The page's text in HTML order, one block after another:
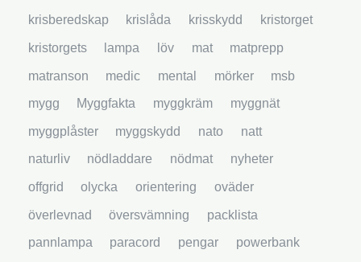
krisberedskap krislåda krisskydd kristorget
kristorgets lampa löv mat matprepp
matranson medic mental mörker msb
mygg Myggfakta myggkräm myggnät
myggplåster myggskydd nato natt
naturliv nödladdare nödmat nyheter
offgrid olycka orientering oväder
överlevnad översvämning packlista
pannlampa paracord pengar powerbank